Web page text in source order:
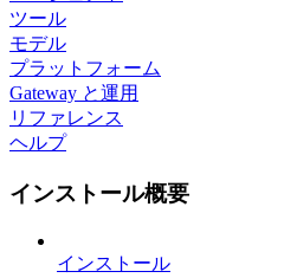
ツール
モデル
プラットフォーム
Gateway と運用
リファレンス
ヘルプ
インストール概要
インストール